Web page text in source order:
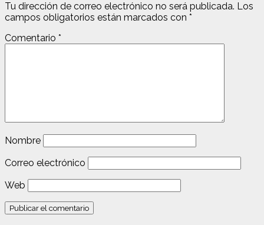
Tu dirección de correo electrónico no será publicada. Los
campos obligatorios están marcados con *
Comentario *
Nombre
Correo electrónico
Web